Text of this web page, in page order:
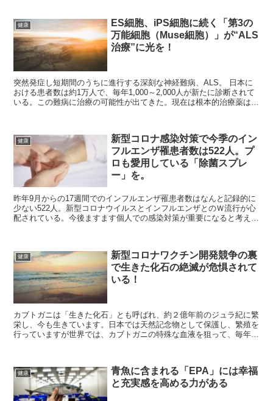
健康
ES細胞、iPS細胞に続く「第3の
万能細胞（Muse細胞）」が“ALS
治療”に光を！
突然発症し短期間のうちに進行する深刻な神経難病、ALS。 日本に
おける患者数は約1万人で、毎年1,000～2,000人が新たに診断されて
いる。この難病に治療の可能性が出てきた。現在は根本的治療薬は存
健康
新型コロナ感染対策で今季のイン
フルエンザ罹患者数は522人。プ
ロも愛用している「除菌スプレ
ー」を。
昨年9月からの17週間でのインフルエンザ罹患者数はなんと記録的に
少ない522人。新型コロナウイルスとインフルエンザとのＷ流行が心
配されている。今後ますます個人での感染対策が重要になると考え、
健康
新型コロナワクチン開発競争の裏
で生きた化石の絶滅が危惧されて
いる！
カブトガニは「生きた化石」とも呼ばれ、約２億年前のジュラ紀に繁
栄し、今も生きています。日本では天然記念物として保護し、繁殖を
行っていますが世界では、カブトガニの特殊な血液を狙って、毎年５
健康
青魚に含まれる「EPA」には幸福
と充実感を高める力がある